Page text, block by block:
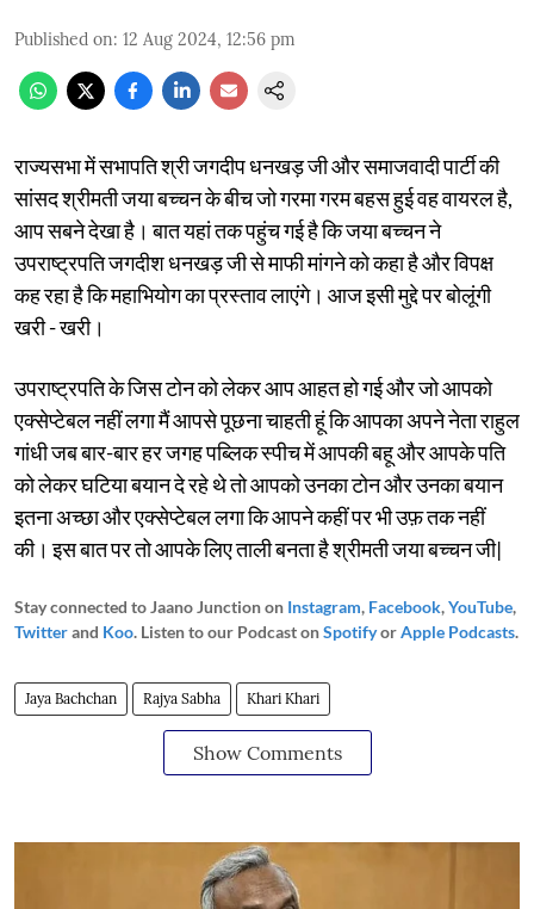
Published on: 12 Aug 2024, 12:56 pm
राज्यसभा में सभापति श्री जगदीप धनखड़ जी और समाजवादी पार्टी की
सांसद श्रीमती जया बच्चन के बीच जो गरमा गरम बहस हुई वह वायरल है,
आप सबने देखा है। बात यहां तक पहुंच गई है कि जया बच्चन ने
उपराष्ट्रपति जगदीश धनखड़ जी से माफी मांगने को कहा है और विपक्ष
कह रहा है कि महाभियोग का प्रस्ताव लाएंगे। आज इसी मुद्दे पर बोलूंगी
खरी - खरी।
उपराष्ट्रपति के जिस टोन को लेकर आप आहत हो गई और जो आपको
एक्सेप्टेबल नहीं लगा मैं आपसे पूछना चाहती हूं कि आपका अपने नेता राहुल
गांधी जब बार-बार हर जगह पब्लिक स्पीच में आपकी बहू और आपके पति
को लेकर घटिया बयान दे रहे थे तो आपको उनका टोन और उनका बयान
इतना अच्छा और एक्सेप्टेबल लगा कि आपने कहीं पर भी उफ़ तक नहीं
की। इस बात पर तो आपके लिए ताली बनता है श्रीमती जया बच्चन जी|
Stay connected to Jaano Junction on Instagram, Facebook,YouTube,
Twitterand Koo. Listen to our Podcast onSpotifyorApple Podcasts.
Jaya Bachchan Rajya Sabha Khari Khari
Show Comments